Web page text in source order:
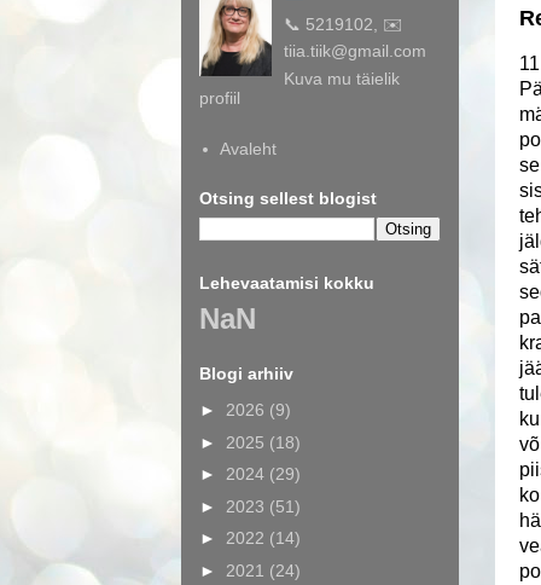
📞 5219102, ✉️
tiia.tiik@gmail.com
Kuva mu täielik
profiil
Avaleht
Otsing sellest blogist
Lehevaatamisi kokku
NaN
Blogi arhiiv
► 2026 (9)
► 2025 (18)
► 2024 (29)
► 2023 (51)
► 2022 (14)
► 2021 (24)